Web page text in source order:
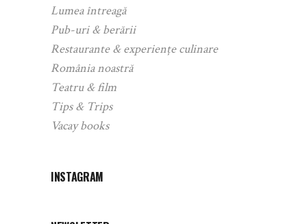
Lumea întreagă
Pub-uri & berării
Restaurante & experiențe culinare
România noastră
Teatru & film
Tips & Trips
Vacay books
INSTAGRAM